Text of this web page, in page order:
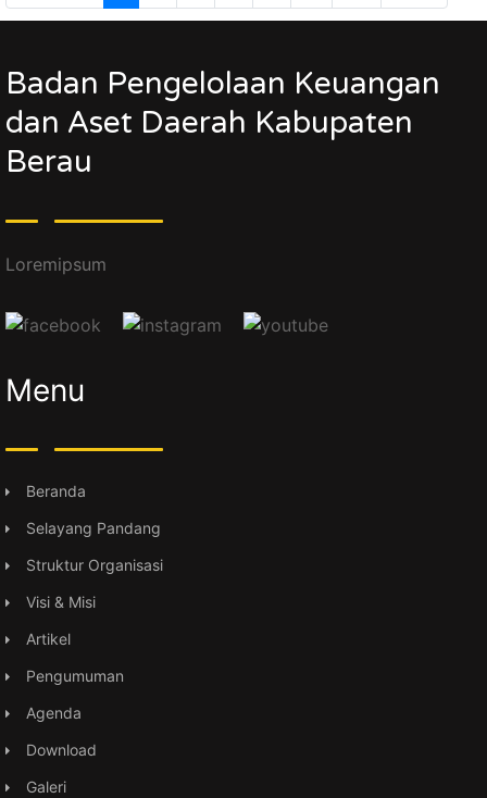
Badan Pengelolaan Keuangan
dan Aset Daerah Kabupaten
Berau
Loremipsum
Menu
Beranda
Selayang Pandang
Struktur Organisasi
Visi & Misi
Artikel
Pengumuman
Agenda
Download
Galeri